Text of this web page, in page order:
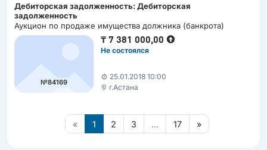
Дебиторская задолженность: Дебиторская
задолженность
Аукцион по продаже имущества должника (банкрота)
№84169
₸7 381 000,00
Не состоялся
25.01.2018 10:00
г.Астана
« 1 2 3 ... 17 »